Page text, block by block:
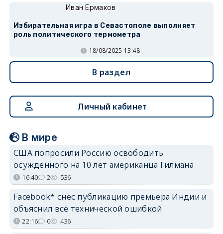
Иван Ермаков
Избирательная игра в Севастополе выполняет
роль политического термометра
18/08/2025 13:48
В раздел
Личный кабинет
В мире
США попросили Россию освободить
осуждённого на 10 лет американца Гилмана
16:40 2 536
Facebook* снёс публикацию премьера Индии и
объяснил всё технической ошибкой
22:16 0 436